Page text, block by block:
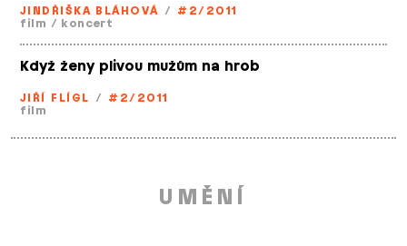
JINDŘIŠKA BLÁHOVÁ / #2/2011
film / koncert
Když ženy plivou mužům na hrob
JIŘÍ FLÍGL / #2/2011
film
UMĚNÍ